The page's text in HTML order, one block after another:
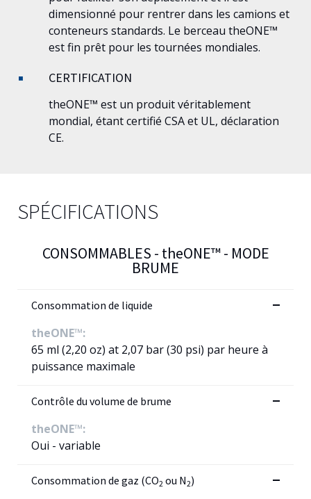
dimensionné pour rentrer dans les camions et
conteneurs standards. Le berceau theONE™
est fin prêt pour les tournées mondiales.
CERTIFICATION
theONE™ est un produit véritablement
mondial, étant certifié CSA et UL, déclaration
CE.
SPÉCIFICATIONS
CONSOMMABLES - theONE™- MODE
BRUME
Consommation de liquide
theONE™:
65 ml (2,20 oz) at 2,07 bar (30 psi) par heure à
puissance maximale
Contrôle du volume de brume
theONE™:
Oui - variable
Consommation de gaz (CO2 ou N2)